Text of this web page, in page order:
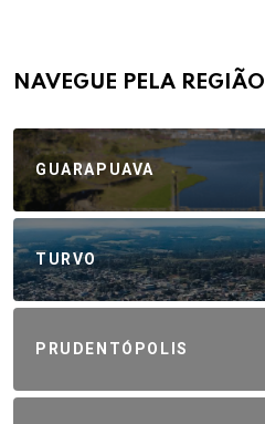
NAVEGUE PELA REGIÃO
GUARAPUAVA
TURVO
PRUDENTÓPOLIS